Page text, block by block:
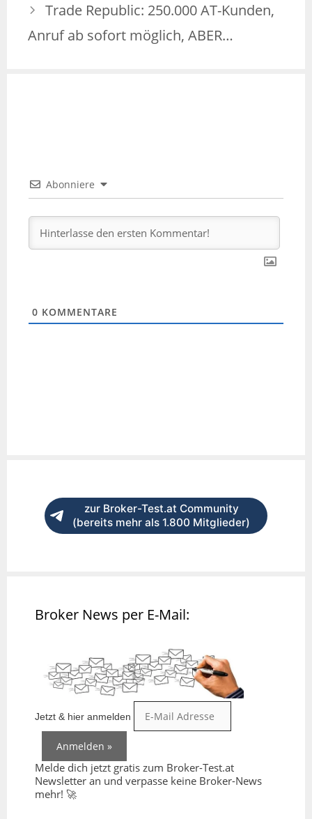
Trade Republic: 250.000 AT-Kunden,
Anruf ab sofort möglich, ABER…
Abonniere
0 KOMMENTARE
zur Broker-Test.at Community
(bereits mehr als 1.800 Mitglieder)
Broker News per E-Mail:
Jetzt & hier anmelden
Melde dich jetzt gratis zum Broker-Test.at
Newsletter an und verpasse keine Broker-News
mehr! 🚀